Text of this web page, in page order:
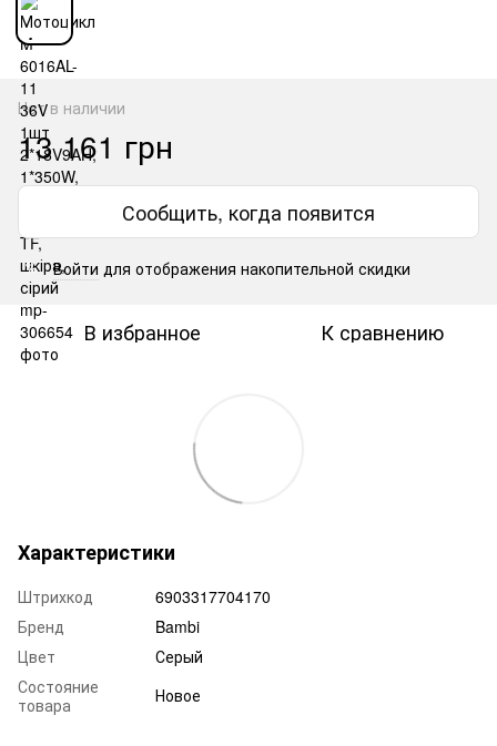
Нет в наличии
13 161 грн
Сообщить, когда появится
% Войти для отображения накопительной скидки
В избранное К сравнению
Характеристики
Штрихкод
6903317704170
Бренд
Bambi
Цвет
Серый
Состояние
товара
Новое